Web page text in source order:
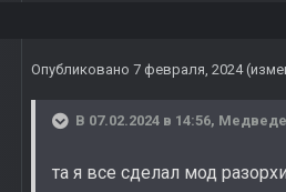
Опубликовано 7 февраля, 2024
В 07.02.2024 в 14:56,
та я все сделал мод